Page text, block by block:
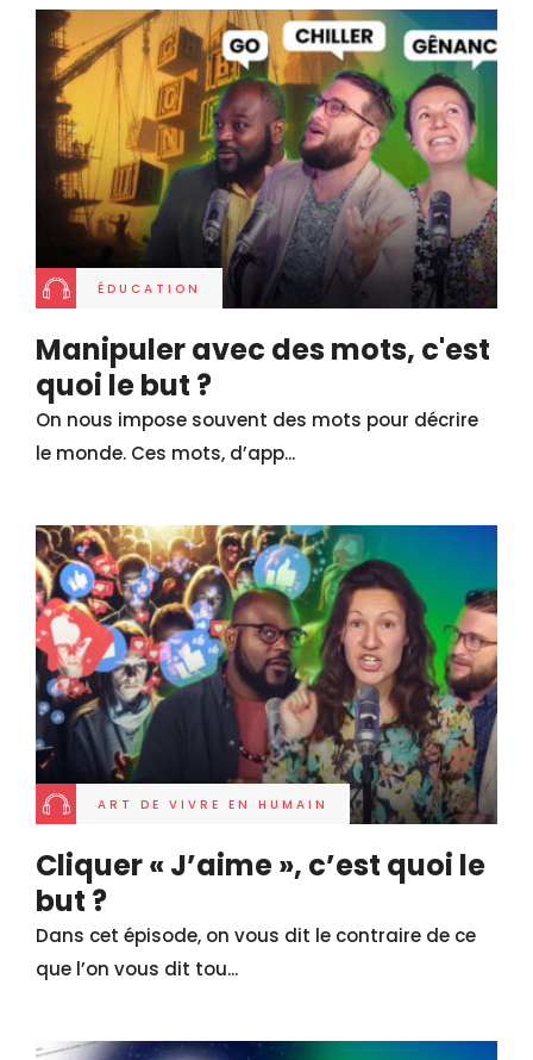
ÉDUCATION
Manipuler avec des mots, c'est
quoi le but ?
On nous impose souvent des mots pour décrire
le monde. Ces mots, d’app...
ART DE VIVRE EN HUMAIN
Cliquer « J’aime », c’est quoi le
but ?
Dans cet épisode, on vous dit le contraire de ce
que l’on vous dit tou...